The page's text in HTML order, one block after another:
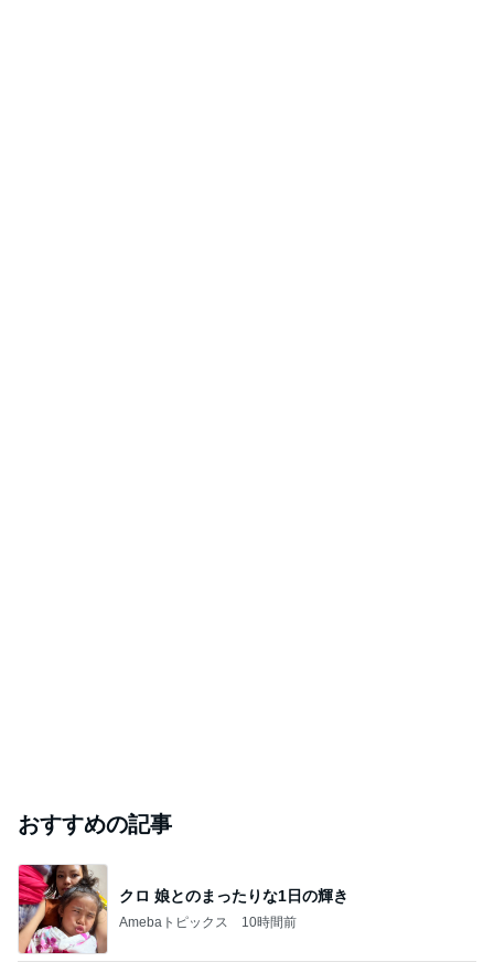
おすすめの記事
クロ 娘とのまったりな1日の輝き
Amebaトピックス 10時間前